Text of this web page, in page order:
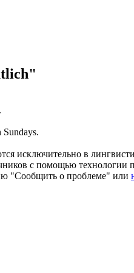
Sundays.
исключительно в
с помощью
"Сообщить о проблеме" или